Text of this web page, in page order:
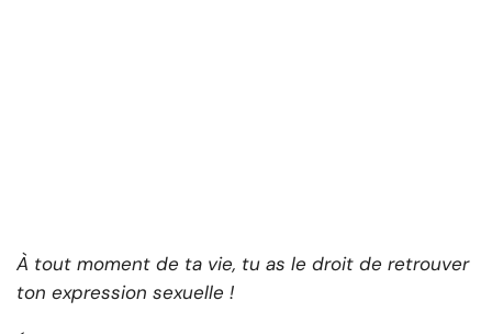
À tout moment de ta vie, tu as le droit de retrouver
ton expression sexuelle !